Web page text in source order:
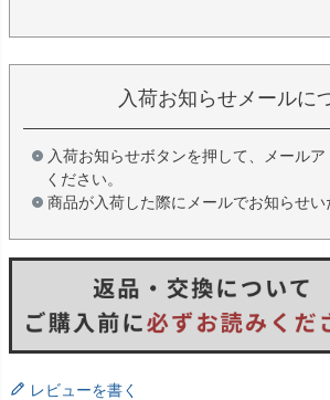
入荷お知らせメールに
入荷お知らせボタンを押して、メール
ください。
商品が入荷した際にメールでお知らせい
レビューを書く